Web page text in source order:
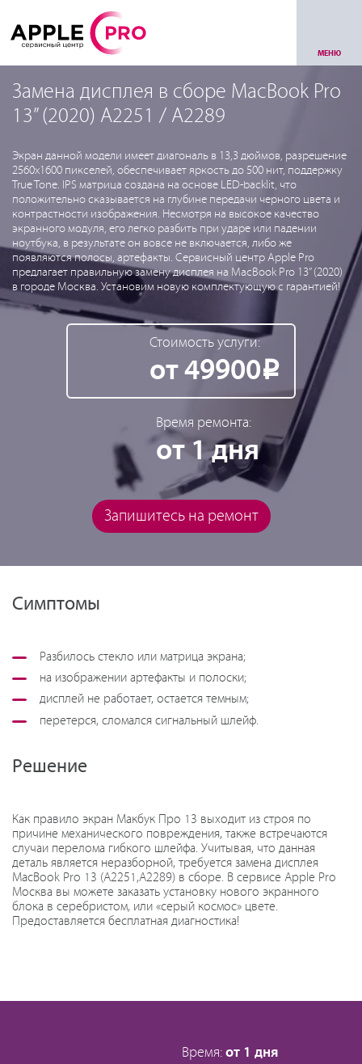
МЕНЮ
Замена дисплея в сборе MacBook Pro
13” (2020) A2251 / A2289
Экран данной модели имеет диагональ в 13,3 дюймов, разрешение
2560x1600 пикселей, обеспечивает яркость до 500 нит, поддержку
True Tone. IPS матрица создана на основе LED-backlit, что
положительно сказывается на глубине передачи черного цвета и
контрастности изображения. Несмотря на высокое качество
экранного модуля, его легко разбить при ударе или падении
ноутбука, в результате он вовсе не включается, либо же
появляются полосы, артефакты. Сервисный центр Apple Pro
предлагает правильную замену дисплея на MacBook Pro 13” (2020)
в городе Москва. Установим новую комплектующую с гарантией!
Стоимость услуги:
от 49900Р
Время ремонта:
от 1 дня
Запишитесь на ремонт
Симптомы
Разбилось стекло или матрица экрана;
на изображении артефакты и полоски;
дисплей не работает, остается темным;
перетерся, сломался сигнальный шлейф.
Решение
Как правило экран Макбук Про 13 выходит из строя по
причине механического повреждения, также встречаются
случаи перелома гибкого шлейфа. Учитывая, что данная
деталь является неразборной, требуется замена дисплея
MacBook Pro 13 (A2251,A2289) в сборе. В сервисе Apple Pro
Москва вы можете заказать установку нового экранного
блока в серебристом, или «серый космос» цвете.
Предоставляется бесплатная диагностика!
Время: от 1 дня